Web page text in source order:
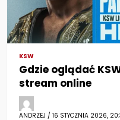
KSW
Gdzie oglądać
stream online
ANDRZEJ / 16 STYCZNIA 2026,